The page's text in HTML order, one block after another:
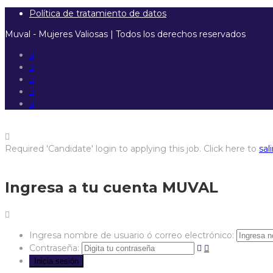
Política de tratamiento de datos
Muval - Mujeres Valiosas | Todos los derechos reservados
Required 'Candidate' login to applying this job. Click here to
Ingresa a tu cuenta MUVAL
Ingresa nombre de usuario ó correo electrónico:
Contraseña: